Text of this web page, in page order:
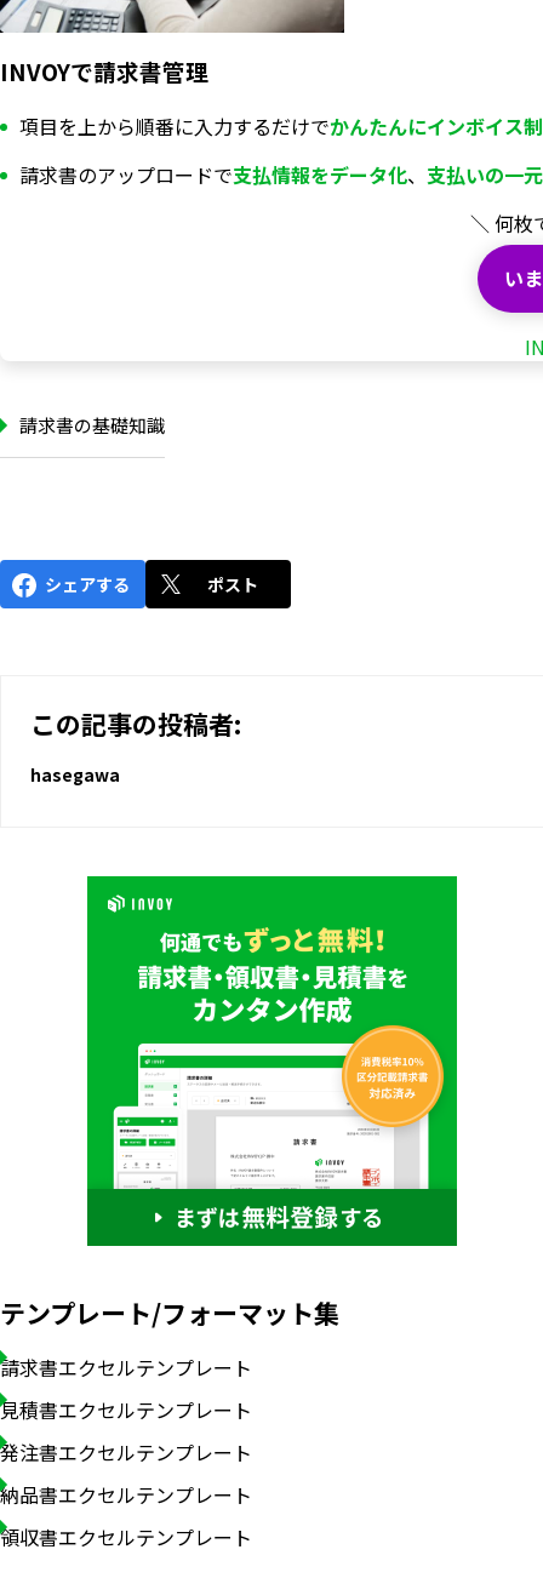
INVOYで請求書管理
項目を上から順番に入力するだけでかんたんにインボイス
請求書のアップロードで支払情報をデータ化、 支払いの一
＼ 何枚
い
請求書の基礎知識
シェアする ポスト
この記事の投稿者:
hasegawa
テンプレート/フォーマット集
請求書エクセルテンプレート
見積書エクセルテンプレート
発注書エクセルテンプレート
納品書エクセルテンプレート
領収書エクセルテンプレート